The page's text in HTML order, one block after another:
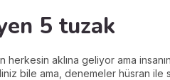
5 tuzak
aklına geliyor ama
bile ama, denemeler hüsran ile